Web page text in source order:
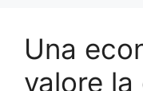
Una
valore